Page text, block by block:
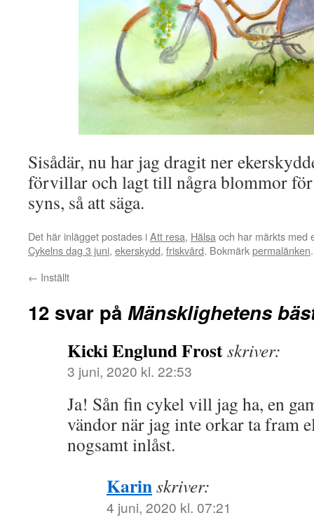
Sisådär, nu har jag dragit ner
förvillar och lagt till några blommor för
syns, så att säga.
Det här inlägget postades iAtt resa, Hälsa och har märkts med
Cykelns dag 3 juni, ekerskydd, friskvård. Bokmärkpermalänken.
← Inställt
12 svar på Mänsklighetens
Kicki Englund Frostskriver:
3 juni, 2020 kl. 22:53
Ja! Sån fin cykel vill jag ha, en
vändor när jag inte orkar ta fram
nogsamt inlåst.
Karinskriver:
4 juni, 2020 kl. 07:21